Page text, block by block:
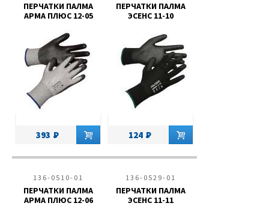
ПЕРЧАТКИ ПАЛМА
АРМА ПЛЮС 12-05
393
ПЕРЧАТКИ ПАЛМА
ЭСЕНС 11-10
124
136-0510-01
ПЕРЧАТКИ ПАЛМА
АРМА ПЛЮС 12-06
136-0529-01
ПЕРЧАТКИ ПАЛМА
ЭСЕНС 11-11